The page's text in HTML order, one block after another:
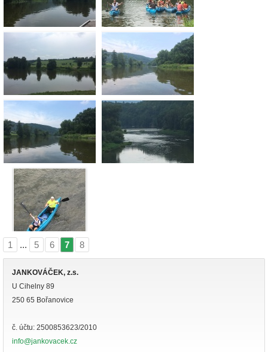
1 ... 5 6 7 8
JANKOVÁČEK, z.s.
U Cihelny 89
250 65 Bořanovice
č. účtu: 2500853623/2010
info@jankovacek.cz